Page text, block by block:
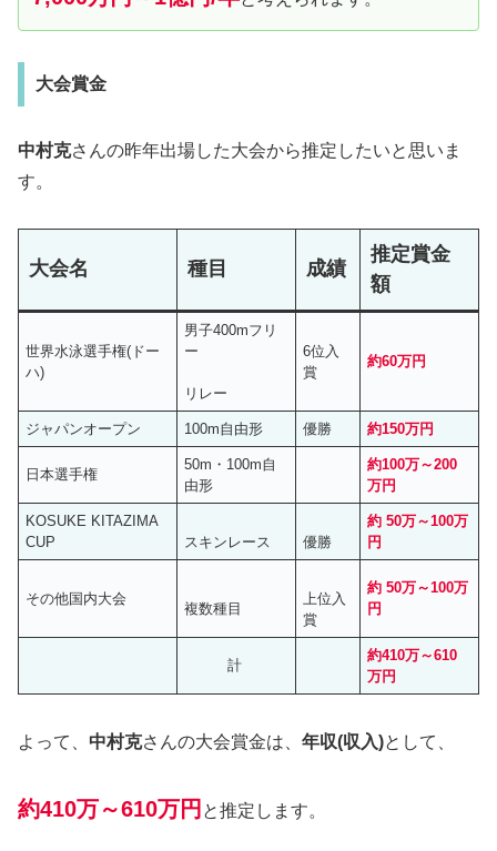
大会賞金
中村克さんの昨年出場した大会から推定したいと思いま
す。
大会名 種目 成績
推定賞金
額
世界水泳選手権(ドー
ハ)
男子400mフリ
ー
リレー
6位入
賞
約60万円
ジャパンオープン 100m自由形 優勝 約150万円
日本選手権
50m・100m自
由形
約100万～200
万円
KOSUKE KITAZIMA
CUP
スキンレース 優勝
約 50万～100万
円
その他国内大会
複数種目
上位入
賞
約 50万～100万
円
計
約410万～610
万円
よって、 中村克さんの大会賞金は、 年収(収入)として、
約410万～610万円 と推定します。